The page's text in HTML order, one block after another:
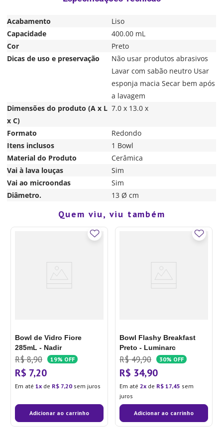
Acabamento
Liso
Capacidade
400.00 mL
Cor
Preto
Dicas de uso e preservação
Não usar produtos abrasivos
Lavar com sabão neutro Usar
esponja macia Secar bem após
a lavagem
Dimensões do produto (A x L
x C)
7.0 x 13.0 x
Formato
Redondo
Itens inclusos
1 Bowl
Material do Produto
Cerâmica
Vai à lava louças
Sim
Vai ao microondas
Sim
Diâmetro.
13 Ø cm
Quem viu, viu também
Bowl de Vidro Fiore
285mL - Nadir
R$ 8,90 19% OFF
R$ 7,20
Em até 1 de R$ 7,20 sem juros
Adicionar ao carrinho
Bowl Flashy Breakfast
Preto - Luminarc
R$ 49,90 30% OFF
R$ 34,90
Em até 2 de R$ 17,45 sem
juros
Adicionar ao carrinho